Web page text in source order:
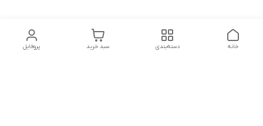
پروفایل سبد خرید دسته‌بندی خانه